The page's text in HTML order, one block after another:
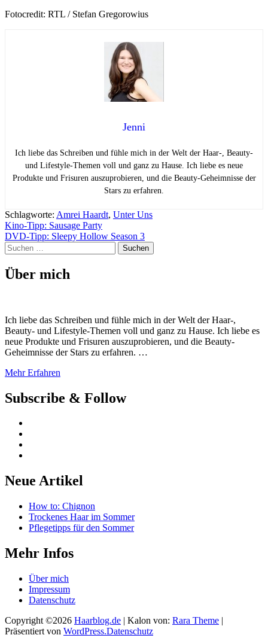
Fotocredit: RTL / Stefan Gregorowius
Jenni
Ich liebe das Schreiben und fühle mich in der Welt der Haar-, Beauty-
und Lifestyle-Themen voll und ganz zu Hause. Ich liebe es neue
Produkte und Frisuren auszuprobieren, und die Beauty-Geheimnisse der
Stars zu erfahren.
Schlagworte: Amrei Haardt, Unter Uns
Beitragsnavigation
Kino-Tipp: Sausage Party
DVD-Tipp: Sleepy Hollow Season 3
Suchen
nach:
Über mich
Ich liebe das Schreiben und fühle mich in der Welt der Haar-,
Beauty- und Lifestyle-Themen voll und ganz zu Hause. Ich liebe es
neue Produkte und Frisuren auszuprobieren, und die Beauty-
Geheimnisse der Stars zu erfahren. …
Mehr Erfahren
Subscribe & Follow
Neue Artikel
How to: Chignon
Trockenes Haar im Sommer
Pflegetipps für den Sommer
Mehr Infos
Über mich
Impressum
Datenschutz
Copyright ©2026 Haarblog.de | Kalon von: Rara Theme |
Präsentiert von WordPress.Datenschutz